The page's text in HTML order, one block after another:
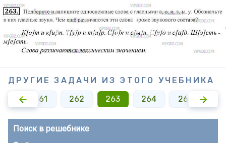
ДРУГИЕ ЗАДАЧИ ИЗ ЭТОГО УЧЕБНИКА
261 262 263 264 265
Поиск в решебнике